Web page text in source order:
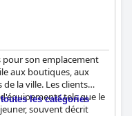
pour son emplacement
aux boutiques, aux
la ville. Les clients
tels que le
souvent décrit
les catégories